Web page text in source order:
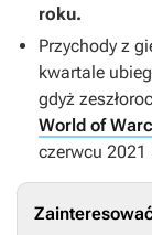
roku.
Przychody z
kwartale
gdyż
World of
czerwcu 2021